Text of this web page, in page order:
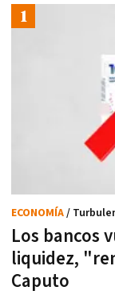
Los bancos
liquidez,
Caputo
ECONOMÍA/